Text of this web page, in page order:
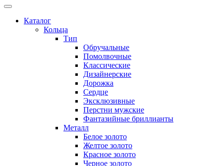
Каталог
Кольца
Тип
Обручальные
Помолвочные
Классические
Дизайнерские
Дорожка
Сердце
Эксклюзивные
Перстни мужские
Фантазийные бриллианты
Металл
Белое золото
Желтое золото
Красное золото
Черное золото